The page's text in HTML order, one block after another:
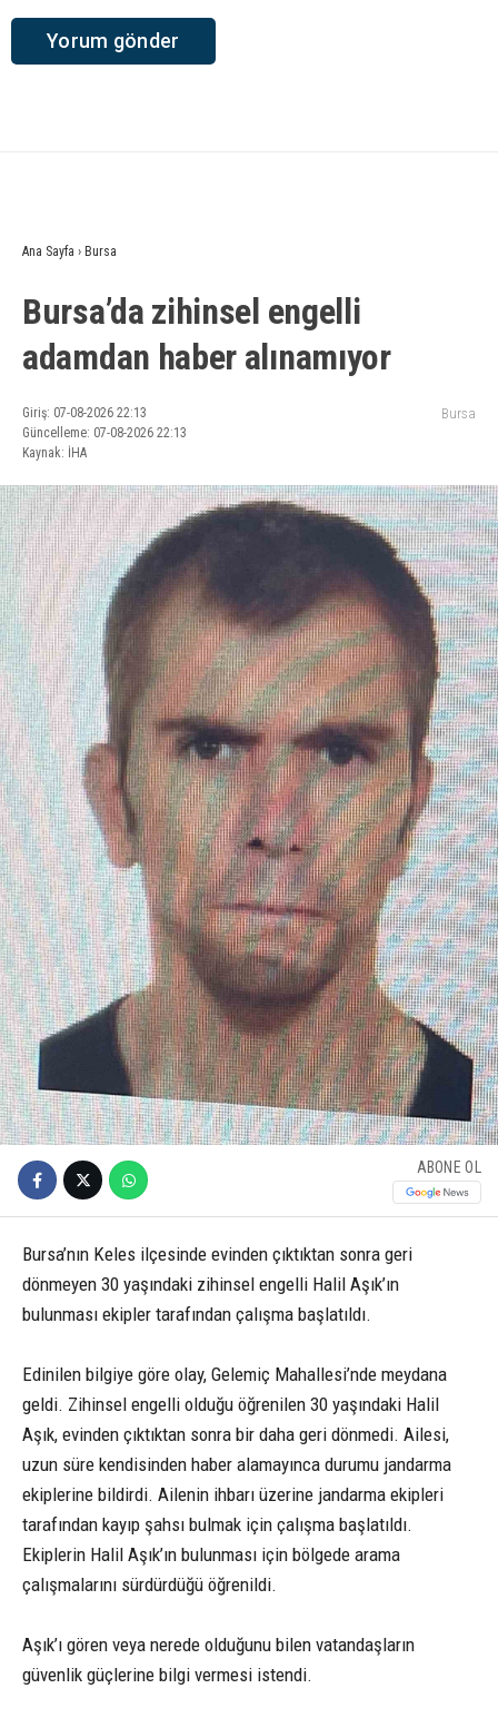
Ana Sayfa › Bursa
Bursa’da zihinsel engelli
adamdan haber alınamıyor
Giriş: 07-08-2026 22:13
Güncelleme: 07-08-2026 22:13
Kaynak: İHA
Bursa
ABONE OL
Bursa’nın Keles ilçesinde evinden çıktıktan sonra geri
dönmeyen 30 yaşındaki zihinsel engelli Halil Aşık’ın
bulunması ekipler tarafından çalışma başlatıldı.
Edinilen bilgiye göre olay, Gelemiç Mahallesi’nde meydana
geldi. Zihinsel engelli olduğu öğrenilen 30 yaşındaki Halil
Aşık, evinden çıktıktan sonra bir daha geri dönmedi. Ailesi,
uzun süre kendisinden haber alamayınca durumu jandarma
ekiplerine bildirdi. Ailenin ihbarı üzerine jandarma ekipleri
tarafından kayıp şahsı bulmak için çalışma başlatıldı.
Ekiplerin Halil Aşık’ın bulunması için bölgede arama
çalışmalarını sürdürdüğü öğrenildi.
Aşık’ı gören veya nerede olduğunu bilen vatandaşların
güvenlik güçlerine bilgi vermesi istendi.